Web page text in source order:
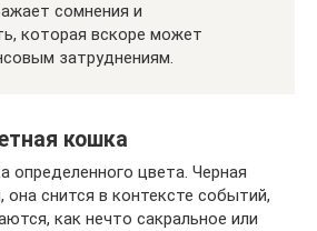
сомнения и
которая вскоре может
затруднениям.
кошка
определенного цвета. Черная
снится в контексте событий,
как нечто сакральное или